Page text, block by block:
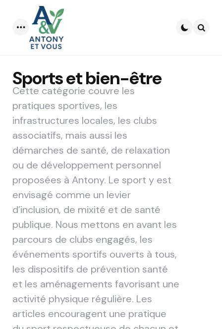
Menu
Sports et bien-être
Cette catégorie couvre les
pratiques sportives, les
infrastructures locales, les clubs
associatifs, mais aussi les
démarches de santé, de relaxation
ou de développement personnel
proposées à Antony. Le sport y est
envisagé comme un levier
d’inclusion, de mixité et de santé
publique. Nous mettons en avant les
parcours de clubs engagés, les
événements sportifs ouverts à tous,
les dispositifs de prévention santé
et les aménagements favorisant une
activité physique régulière. Les
articles encouragent une pratique